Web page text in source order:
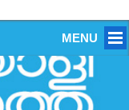
MENU